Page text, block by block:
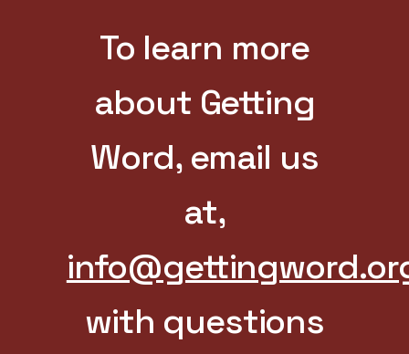
To learn more
about Getting
Word, email us
at,
with questions